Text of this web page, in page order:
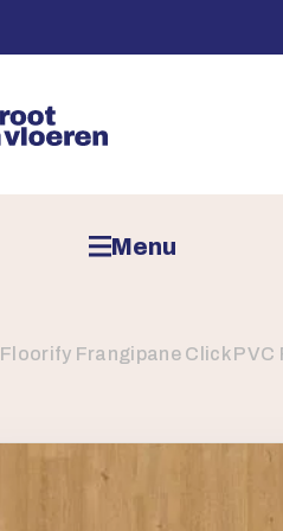
Menu
Floorify Frangipane Click PVC